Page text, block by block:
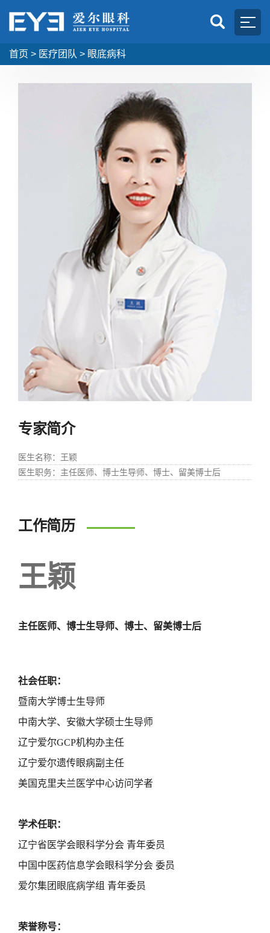
首页 > 医疗团队 > 眼底病科
专家简介
医生名称：王颖
医生职务：主任医师、博士生导师、博士、留美博士后
工作简历
王颖
主任医师、博士生导师、 博士、留美博士后
社会任职：
暨南大学博士生导师
中南大学、安徽大学硕士生导师
辽宁爱尔GCP机构办主任
辽宁爱尔遗传眼病副主任
美国克里夫兰医学中心访问学者
学术任职：
辽宁省医学会眼科学分会 青年委员
中国中医药信息学会眼科学分会 委员
爱尔集团眼底病学组 青年委员
荣誉称号：